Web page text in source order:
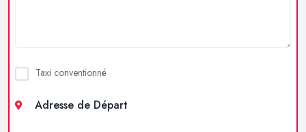
Taxi conventionné
Adresse de Départ